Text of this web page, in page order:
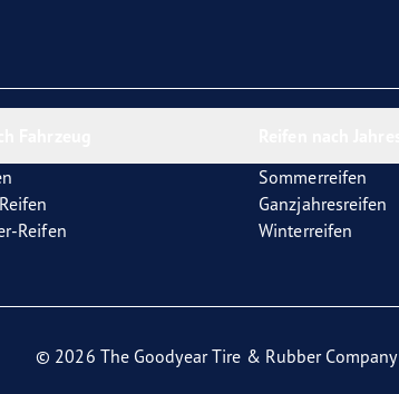
Reifen
Sommerreifen
Ganzjahresreifen
Winterreifen
© 2026 The Goodyear Tire & Rubber Company